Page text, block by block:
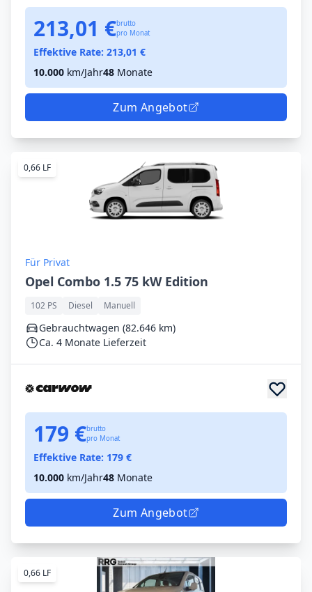
213,01 €brutto
pro Monat
Effektive Rate: 213,01 €
10.000 km/Jahr48 Monate
Zum Angebot
0,66 LF
Für Privat
Opel Combo 1.5 75 kW Edition
102 PS Diesel Manuell
Gebrauchtwagen (82.646 km)
Ca. 4 Monate Lieferzeit
179 €brutto
pro Monat
Effektive Rate: 179 €
10.000 km/Jahr48 Monate
Zum Angebot
0,66 LF